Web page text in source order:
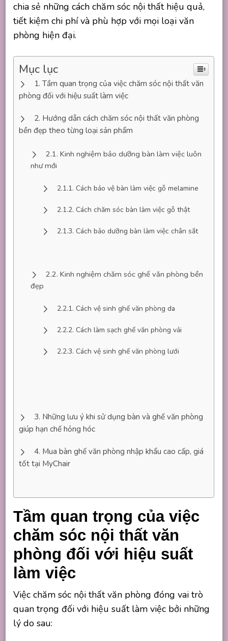
chia sẻ những cách chăm sóc nội thất hiệu quả,
tiết kiệm chi phí và phù hợp với mọi loại văn
phòng hiện đại.
Mục lục
Tầm quan trọng của việc chăm sóc nội thất văn
phòng đối với hiệu suất làm việc
Hướng dẫn cách chăm sóc nội thất văn phòng
bền đẹp theo từng loại sản phẩm
Kinh nghiệm bảo dưỡng bàn làm việc luôn
như mới
Cách bảo vệ bàn làm việc gỗ melamine
Cách chăm sóc bàn làm việc gỗ thật
Cách bảo dưỡng bàn làm việc chân sắt
Kinh nghiệm chăm sóc ghế văn phòng bền
đẹp
Cách vệ sinh ghế văn phòng da
Cách làm sạch ghế văn phòng vải
Cách vệ sinh ghế văn phòng lưới
Những lưu ý khi sử dụng bàn và ghế văn phòng
giúp hạn chế hỏng hóc
Mua bàn ghế văn phòng nhập khẩu cao cấp, giá
tốt tại MyChair
Tầm quan trọng của việc
chăm sóc nội thất văn
phòng đối với hiệu suất
làm việc
Việc chăm sóc nội thất văn phòng đóng vai trò
quan trọng đối với hiệu suất làm việc bởi những
lý do sau: